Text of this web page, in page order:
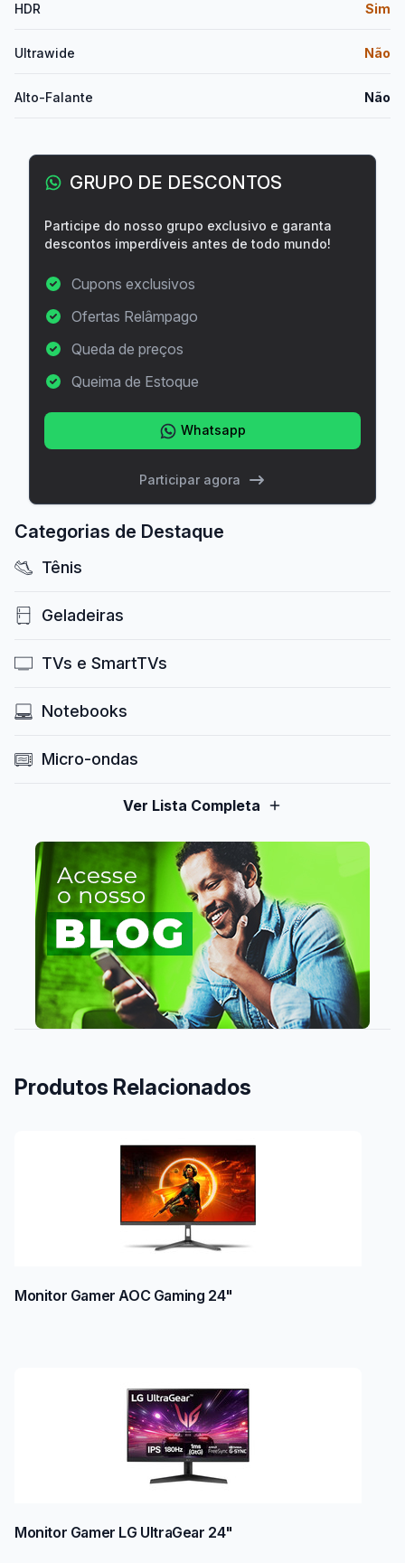
HDR Sim
Ultrawide Não
Alto-Falante Não
GRUPO DE DESCONTOS
Participe do nosso grupo exclusivo e garanta
descontos imperdíveis antes de todo mundo!
Cupons exclusivos
Ofertas Relâmpago
Queda de preços
Queima de Estoque
Whatsapp
Participar agora
Categorias de Destaque
Tênis
Geladeiras
TVs e SmartTVs
Notebooks
Micro-ondas
Ver Lista Completa
Produtos Relacionados
Monitor Gamer AOC Gaming 24"
Monitor Gamer LG UltraGear 24"